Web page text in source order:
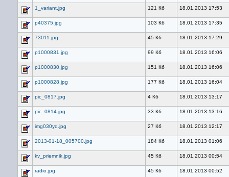
1_variant.jpg 121 Кб 18.01.2013 17:53
p40375.jpg 103 Кб 18.01.2013 17:35
73011.jpg 45 Кб 18.01.2013 17:29
p1000831.jpg 99 Кб 18.01.2013 16:06
p1000830.jpg 151 Кб 18.01.2013 16:06
p1000828.jpg 177 Кб 18.01.2013 16:04
pic_0817.jpg 4 Кб 18.01.2013 13:17
pic_0814.jpg 33 Кб 18.01.2013 13:16
img030yd.jpg 27 Кб 18.01.2013 12:17
2013-01-18_005700.jpg 184 Кб 18.01.2013 01:06
kv_priemnik.jpg 45 Кб 18.01.2013 00:54
radio.jpg 45 Кб 18.01.2013 00:52